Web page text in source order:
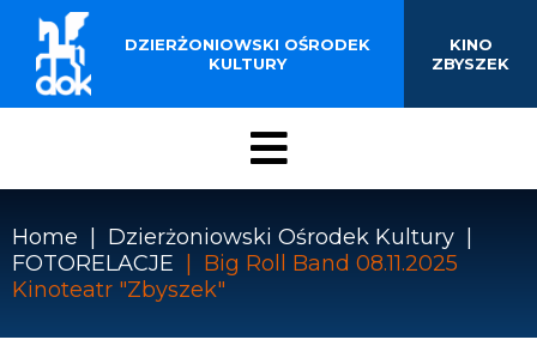
Przejdź
treści
Menu
DOK
BUDYNKU KINOTEATRU
„ZBYSZEK” W
DZIERŻONIOWIE
DZIERŻONIOWSKI OŚRODEK
KULTURY
KINO
ZBYSZEK
Ścieżka
nawigacyjna
Home
Dzierżoniowski Ośrodek Kultury
FOTORELACJE
Big Roll Band 08.11.2025
Kinoteatr "Zbyszek"